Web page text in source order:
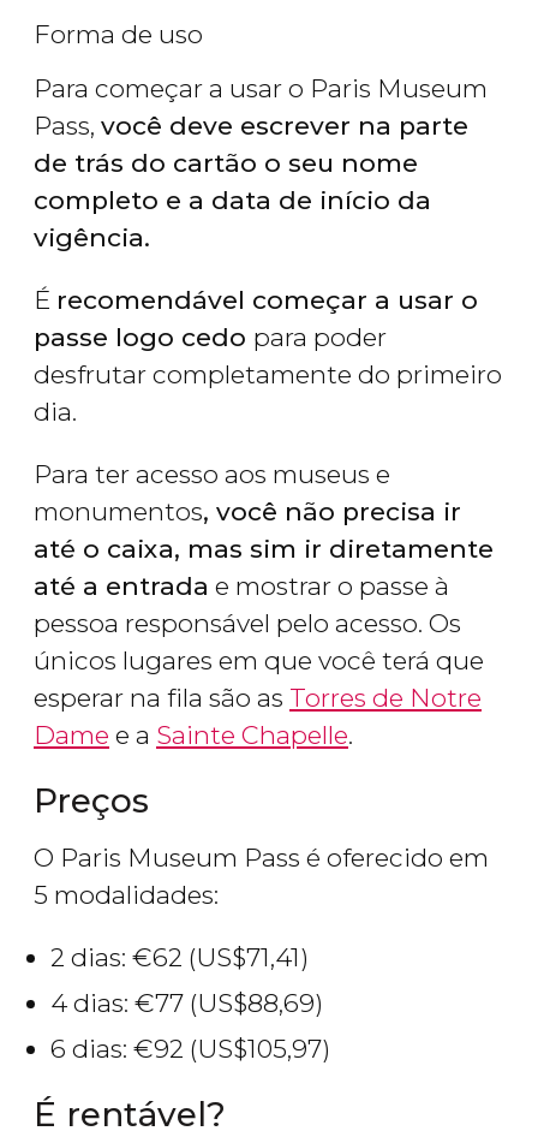
Forma de uso
Para começar a usar o Paris Museum
Pass, você deve escrever na parte
de trás do cartão o seu nome
completo e a data de início da
vigência.
É recomendável começar a usar o
passe logo cedo para poder
desfrutar completamente do primeiro
dia.
Para ter acesso aos museus e
monumentos, você não precisa ir
até o caixa, mas sim ir diretamente
até a entrada e mostrar o passe à
pessoa responsável pelo acesso. Os
únicos lugares em que você terá que
esperar na fila são as Torres de Notre
Dame e a Sainte Chapelle.
Preços
O Paris Museum Pass é oferecido em
5 modalidades:
2 dias: €62 (US$71,41)
4 dias: €77 (US$88,69)
6 dias: €92 (US$105,97)
É rentável?